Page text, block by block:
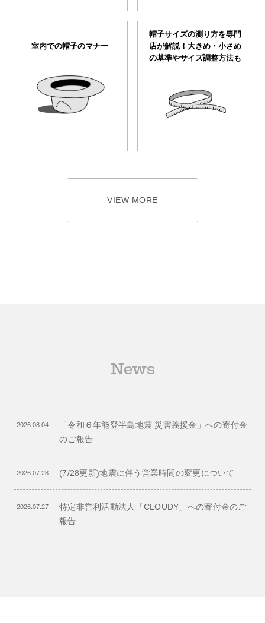
室内での帽子のマナー
帽子サイズの測り方を専門
店が解説！大きめ・小さめ
の基準やサイズ調整方法も
VIEW MORE
News
2026.08.04
「令和６年能登半島地震 災害義援金」への寄付金
のご報告
2026.07.28 (7/28更新)地震に伴う営業時間の変更について
2026.07.27
特定非営利活動法人「CLOUDY」への寄付金のご
報告